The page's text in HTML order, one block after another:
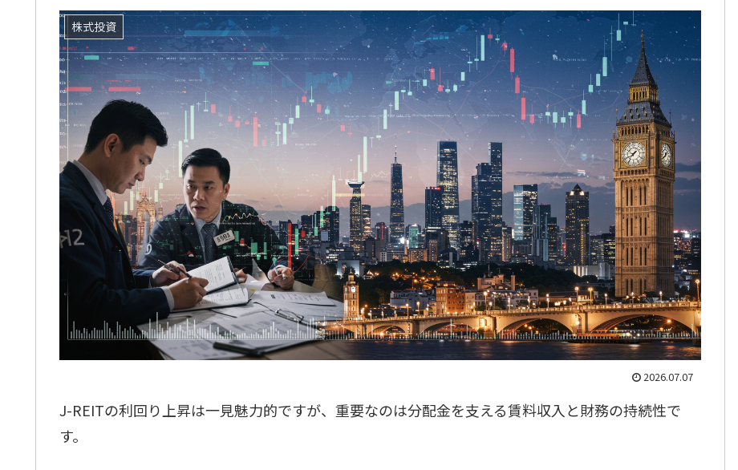
株式投資
2026.07.07
J-REITの利回り上昇は一見魅力的ですが、重要なのは分配金を支える賃料収入と財務の持続性で
す。